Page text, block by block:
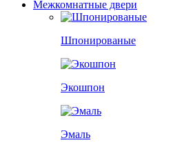
Межкомнатные двери
Шпонированые
Экошпон
Эмаль